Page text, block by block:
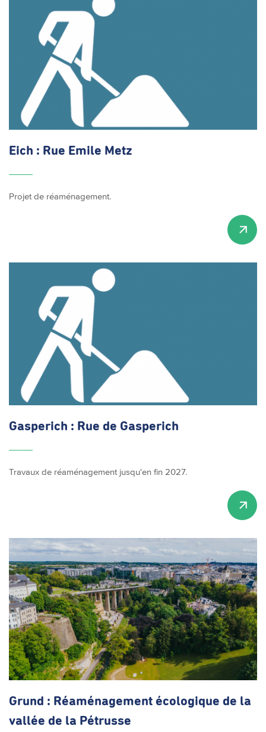
Eich : Rue Emile Metz
Projet de réaménagement.
Gasperich : Rue de Gasperich
Travaux de réaménagement jusqu'en fin 2027.
Grund : Réaménagement écologique de la
vallée de la Pétrusse